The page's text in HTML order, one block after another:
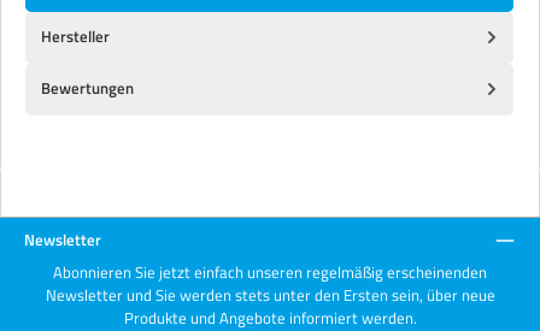
Hersteller
Bewertungen
Newsletter
Abonnieren Sie jetzt einfach unseren regelmäßig erscheinenden
Newsletter und Sie werden stets unter den Ersten sein, über neue
Produkte und Angebote informiert werden.